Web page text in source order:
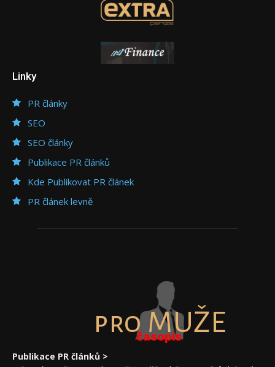
Linky
PR články
SEO
SEO články
Publikace PR článků
Kde Publikovat PR článek
PR článek levně
pro MUŽE
časopis
Publikace PR článků >